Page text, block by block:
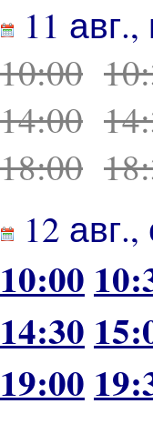
11
10:00
14:00
18:00
12
10:00
14:30
19:00